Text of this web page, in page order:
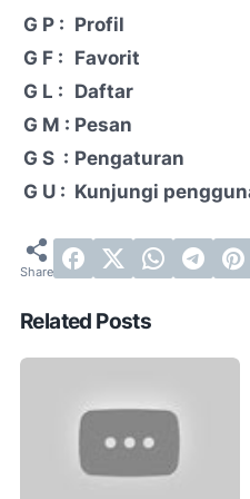
G P : Profil
G F : Favorit
G L : Daftar
G M : Pesan
G S : Pengaturan
G U : Kunjungi
Related Posts